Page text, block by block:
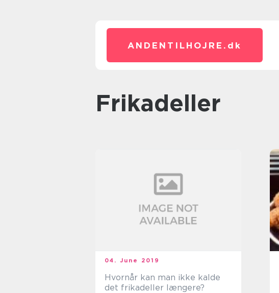
ANDENTILHOJRE. dk
frikadeller
04. June 2019
Hvornår kan man ikke kalde
det frikadeller længere?